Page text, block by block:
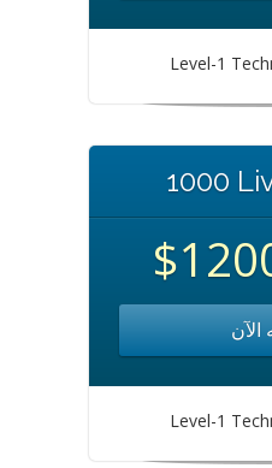
Level-1
1000
الآن
Level-1